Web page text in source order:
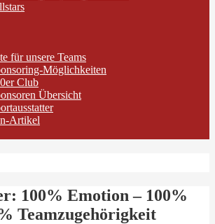
für unsere Teams
Möglichkeiten
Club
Übersicht
Artikel
100% Emotion – 100%
Teamzugehörigkeit